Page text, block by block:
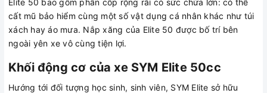
Elite 50 bao gồm phần cốp rộng rãi có sức chứa lớn: có thể
cất mũ bảo hiểm cùng một số vật dụng cá nhân khác như túi
xách hay áo mưa. Nắp xăng của Elite 50 được bố trí bên
ngoài yên xe vô cùng tiện lợi.
Khối động cơ của xe SYM Elite 50cc
Hướng tới đối tượng học sinh, sinh viên, SYM Elite sở hữu